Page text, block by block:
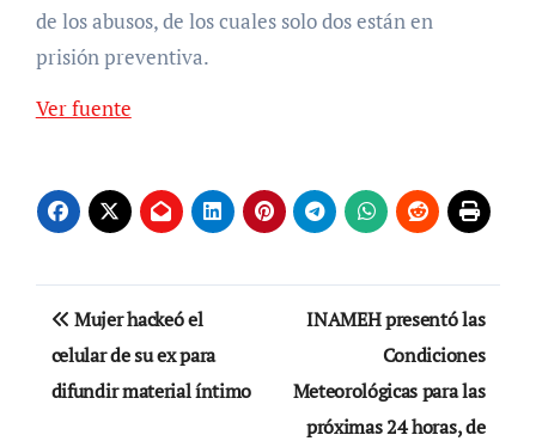
de los abusos, de los cuales solo dos están en
prisión preventiva.
Ver fuente
Navegación
de
entradas
Mujer hackeó el
celular de su ex para
difundir material íntimo
INAMEH presentó las
Condiciones
Meteorológicas para las
próximas 24 horas, de